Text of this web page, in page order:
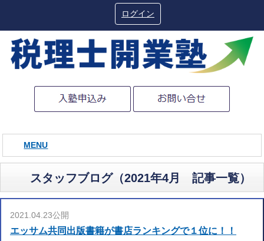
ログイン
MENU
スタッフブログ（2021年4月 記事一覧）
2021.04.23公開
エッサム共同出版書籍が書店ランキングで１位に！！